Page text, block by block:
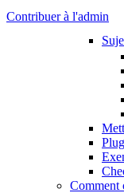
Comment
Contribuer à l'admin